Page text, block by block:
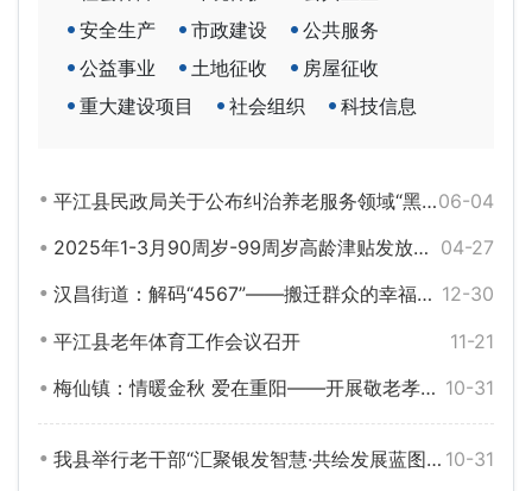
安全生产
市政建设
公共服务
公益事业
土地征收
房屋征收
重大建设项目
社会组织 科技信息
06-04
平江县民政局关于公布纠治养老服务领域“黑机构”线索举报渠道的公告
04-27
2025年1-3月90周岁-99周岁高龄津贴发放花名册汇总表
12-30
汉昌街道：解码“4567”——搬迁群众的幸福生活方程式
11-21
平江县老年体育工作会议召开
10-31
梅仙镇：情暖金秋 爱在重阳——开展敬老孝亲主题活动
10-31
我县举行老干部“汇聚银发智慧·共绘发展蓝图”庆重阳视察调研活动